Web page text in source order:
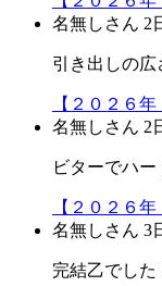
名無しさん 2
引き出しの
【２０２６
名無しさん 2
ビターでハ
【２０２６
名無しさん 3
完結乙でした